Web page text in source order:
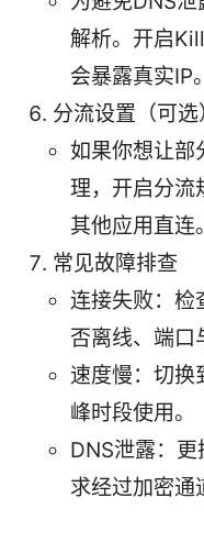
解析。开启
会暴露真实IP。
分流设置（可选
如果你想让部
理，开启分流
其他应用直连。
常见故障排查
连接失败：检
否离线、端口
速度慢：切换
峰时段使用。
DNS泄露：
求经过加密通